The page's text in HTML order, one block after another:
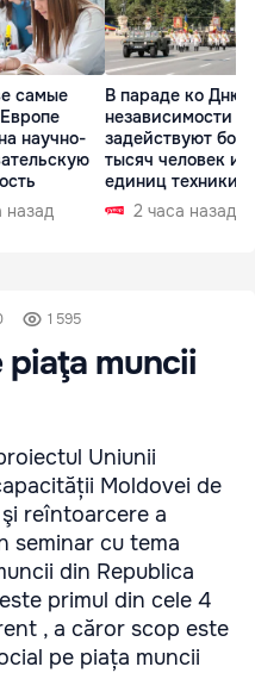
самые
научно-
назад
В параде ко Дню
независимости
задействуют
тысяч человек и
единиц техники
2 часа назад
1 595
piaţa muncii
Uniunii
Moldovei de
reîntoarcere a
seminar cu tema
din Republica
primul din cele 4
, a căror scop este
pe piața muncii